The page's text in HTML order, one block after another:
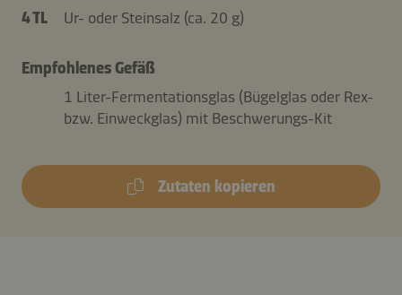
4 TL
Ur- oder Steinsalz (ca. 20 g)
Empfohlenes Gefäß
1 Liter-Fermentationsglas (Bügelglas oder Rex-
bzw. Einweckglas) mit Beschwerungs-Kit
Zutaten kopieren